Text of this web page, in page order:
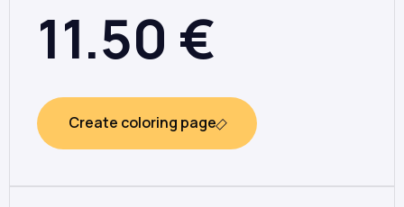
11.50 €
Create coloring page